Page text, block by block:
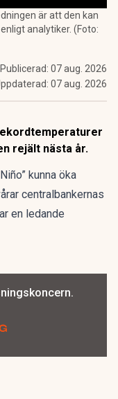
är att den kan
analytiker. (Foto:
Publicerad: 07 aug. 2026
07 aug. 2026
rejält nästa år.
kunna öka
centralbankernas
en ledande